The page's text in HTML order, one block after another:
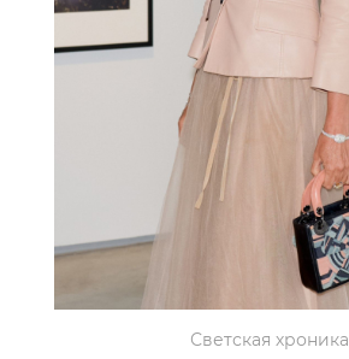
Светская хроника